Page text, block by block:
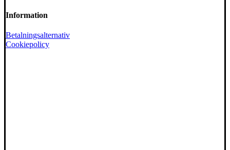
Information
Betalningsalternativ
Cookiepolicy